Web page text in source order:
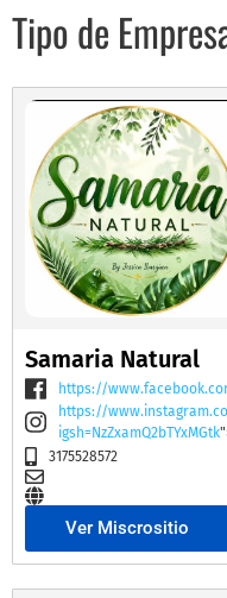
Tipo de
Samaria Natural
https://
https://
igsh=NzZxamQ2bTYxMGtk
3175528572
Ver Miscrositio